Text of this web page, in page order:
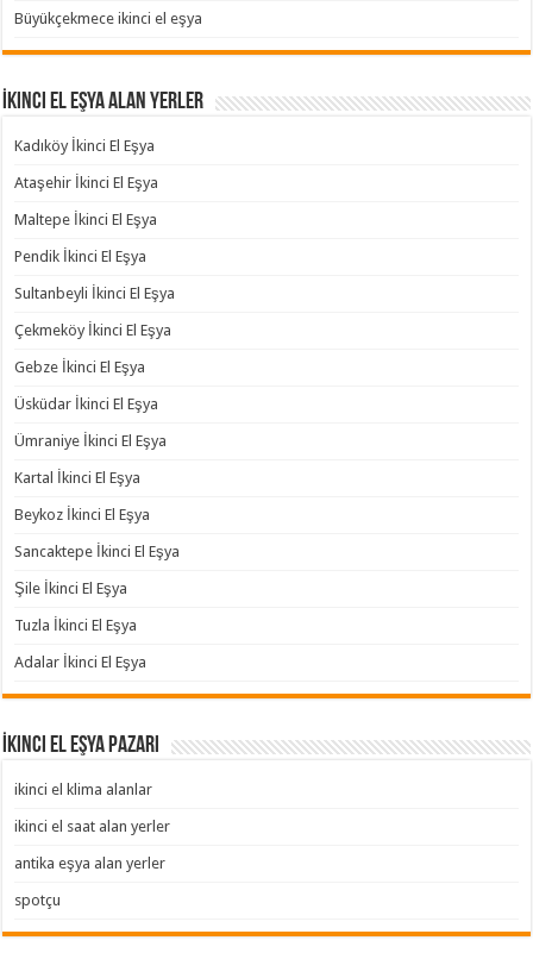
Büyükçekmece ikinci el eşya
İkinci El Eşya Alan Yerler
Kadıköy İkinci El Eşya
Ataşehir İkinci El Eşya
Maltepe İkinci El Eşya
Pendik İkinci El Eşya
Sultanbeyli İkinci El Eşya
Çekmeköy İkinci El Eşya
Gebze İkinci El Eşya
Üsküdar İkinci El Eşya
Ümraniye İkinci El Eşya
Kartal İkinci El Eşya
Beykoz İkinci El Eşya
Sancaktepe İkinci El Eşya
Şile İkinci El Eşya
Tuzla İkinci El Eşya
Adalar İkinci El Eşya
İkinci El Eşya Pazarı
ikinci el klima alanlar
ikinci el saat alan yerler
antika eşya alan yerler
spotçu